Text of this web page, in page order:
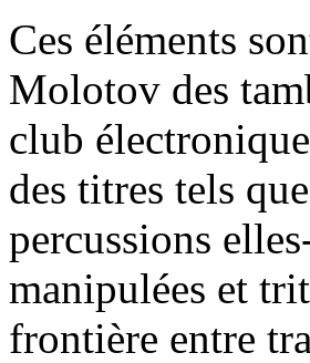
Ces éléments
Molotov des
club
des titres tels
percussions
manipulées et
frontière entre